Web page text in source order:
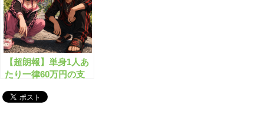
【超朗報】単身1人あ
たり一律60万円の支